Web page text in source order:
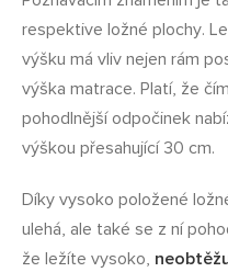
respektive ložné plochy.
výšku má vliv nejen rám
výška matrace. Platí, že
pohodlnější odpočinek
výškou přesahující 30 cm.
Díky vysoko položené
ulehá, ale také se z ní
že ležíte vysoko,